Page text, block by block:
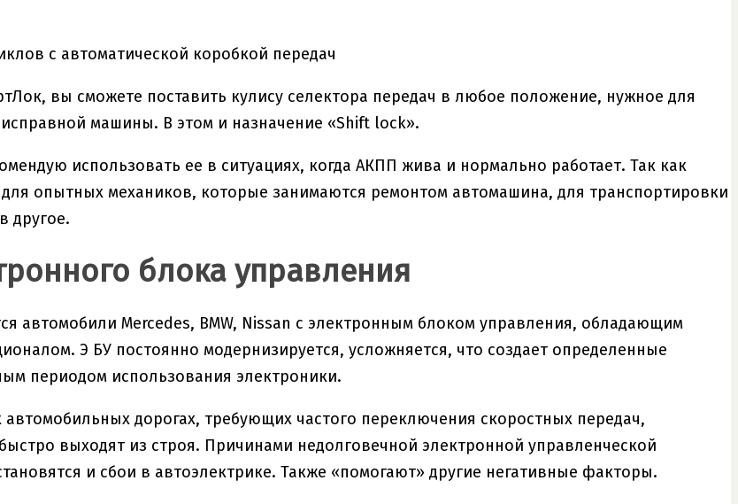
с автоматической коробкой передач
вы сможете поставить кулису селектора передач в любое положение, нужное для
машины. В этом и назначение «Shift lock».
использовать ее в ситуациях, когда АКПП жива и нормально работает. Так как
для опытных механиков, которые занимаются ремонтом автомашина, для транспортировки
другое.
блока управления
автомобили Mercedes, BMW, Nissan с электронным блоком управления, обладающим
Э БУ постоянно модернизируется, усложняется, что создает определенные
периодом использования электроники.
дорогах, требующих частого переключения скоростных передач,
выходят из строя. Причинами недолговечной электронной управленческой
и сбои в автоэлектрике. Также «помогают» другие негативные факторы.